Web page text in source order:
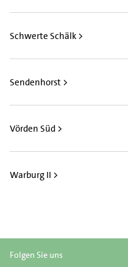
Schwerte Schälk >
Sendenhorst >
Vörden Süd >
Warburg II >
Folgen Sie uns